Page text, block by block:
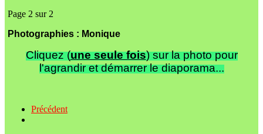
Page 2 sur 2
Photographies : Monique
Cliquez (une seule fois) sur la photo pour
l'agrandir et démarrer le diaporama...
Précédent